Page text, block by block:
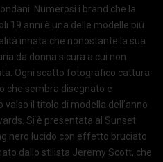
Numerosi i brand che la
19 anni è una delle modelle più
innata che nonostante la sua
da donna sicura a cui non
Ogni scatto fotografico cattura
che sembra disegnato e
il titolo di modella dell’anno
Si è presentata al Sunset
nero lucido con effetto bruciato
dallo stilista Jeremy Scott, che